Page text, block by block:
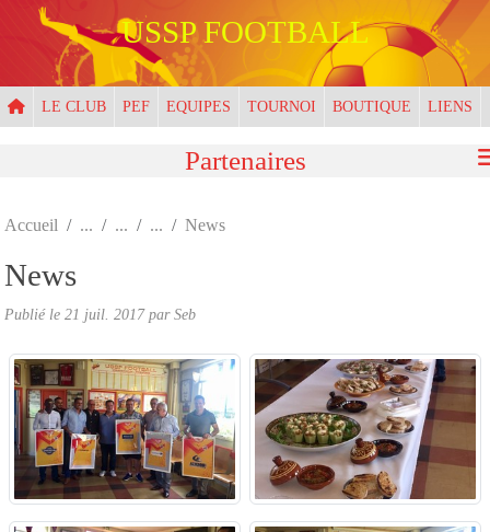
USSP FOOTBALL
LE CLUB PEF EQUIPES TOURNOI BOUTIQUE LIENS
Partenaires
Accueil News
News
Publié le 21 juil. 2017parSeb
Panneau de gestion des cookies